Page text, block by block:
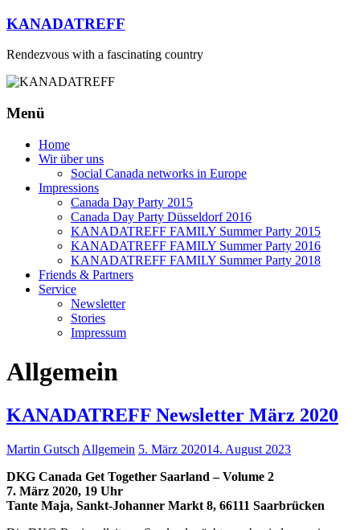
Zum
springen
KANADATREFF
Rendezvous with a fascinating country
Menü
Home
Wir über uns
Social Canada networks in Europe
Impressions
Canada Day Party 2015
Canada Day Party Düsseldorf 2016
KANADATREFF FAMILY Summer Party 2015
KANADATREFF FAMILY Summer Party 2016
KANADATREFF FAMILY Summer Party 2018
Friends & Partners
Service
Newsletter
Stories
Impressum
Allgemein
KANADATREFF Newsletter März 2020
Martin Gutsch Allgemein 5. März 202014. August 2023
DKG Canada Get Together Saarland – Volume 2
7. März 2020, 19 Uhr
Tante Maja, Sankt-Johanner Markt 8, 66111 Saarbrücken